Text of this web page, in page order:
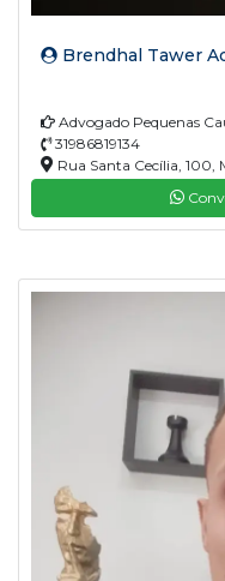
Brendhal Tawer
Advogado Pequenas
31986819134
Rua Santa Cecília, 100,